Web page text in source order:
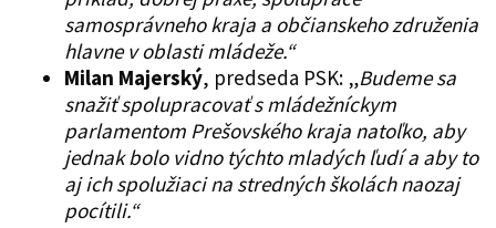
samosprávneho kraja a občianskeho združenia
hlavne v oblasti mládeže.“
Milan Majerský, predseda PSK: „Budeme sa
snažiť spolupracovať s mládežníckym
parlamentom Prešovského kraja natoľko, aby
jednak bolo vidno týchto mladých ľudí a aby to
aj ich spolužiaci na stredných školách naozaj
pocítili.“